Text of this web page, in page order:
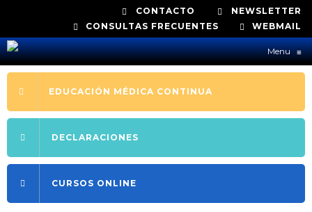
CONTACTO
NEWSLETTER
CONSULTAS FRECUENTES
WEBMAIL
Menu≡
EDUCACIÓN MÉDICA CONTINUA
DECLARACIONES
CURSOS ONLINE